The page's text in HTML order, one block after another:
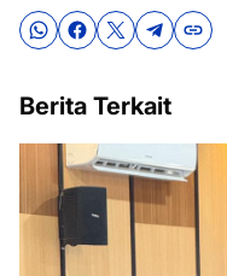
Berita Terkait